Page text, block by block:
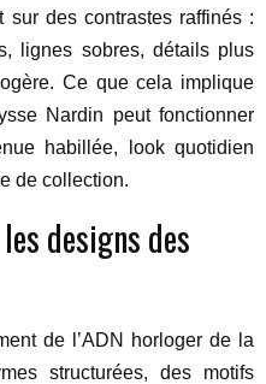
sur des contrastes raffinés :
lignes sobres, détails plus
Ce que cela implique
Nardin peut fonctionner
habillée, look quotidien
de collection.
designs des
de l’ADN horloger de la
structurées, des motifs